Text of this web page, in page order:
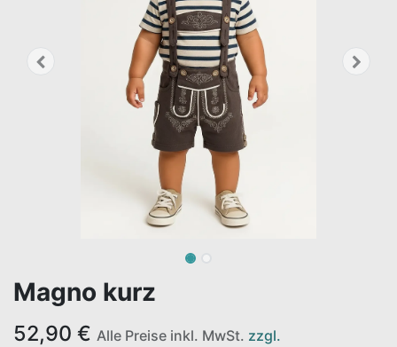
Magno kurz
52,90 € Alle Preise inkl. MwSt. zzgl.